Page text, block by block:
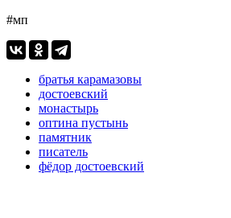
#мп
братья карамазовы
достоевский
монастырь
оптина пустынь
памятник
писатель
фёдор достоевский